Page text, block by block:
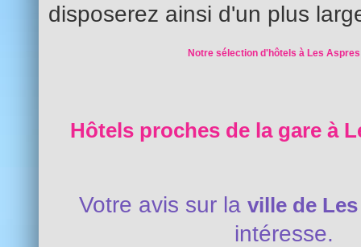
disposerez ainsi d'un plus
Notre sélection d'hôtels à Les Aspres
Hôtels proches de la gare à
Votre avis sur la ville de
intéresse.